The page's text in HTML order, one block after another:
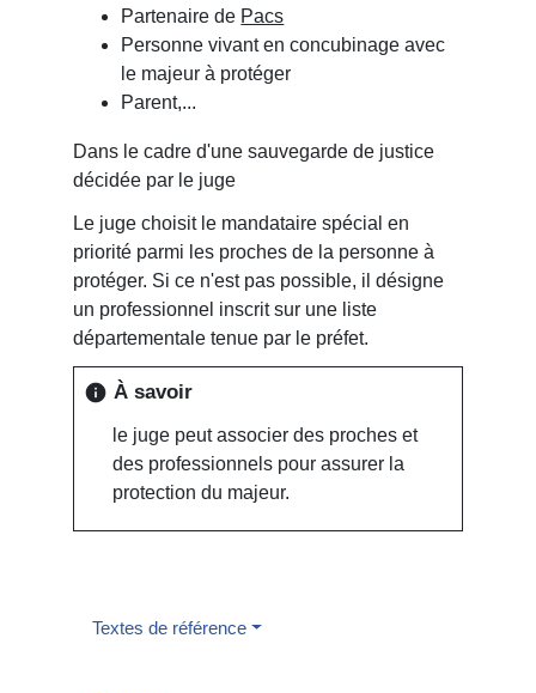
Partenaire de Pacs
Personne vivant en concubinage avec
le majeur à protéger
Parent,...
Dans le cadre d'une sauvegarde de justice
décidée par le juge
Le juge choisit le mandataire spécial en
priorité parmi les proches de la personne à
protéger. Si ce n'est pas possible, il désigne
un professionnel inscrit sur une liste
départementale tenue par le préfet.
info À savoir
le juge peut associer des proches et
des professionnels pour assurer la
protection du majeur.
Textes de référence